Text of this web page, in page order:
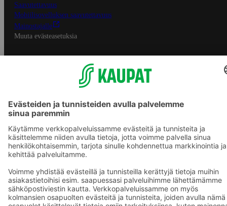
Saavutettavuus
Mobiilisovelluksen saavutettavuus
Mainostajalle
Muuta evästeasetuksia
S-ryhmän palvelut
S-ryhmä
Asiakasomistajuus
Yhteishyvä Ruoka -sovellus
S-ostoslista -sovellus
Prisma.fi
Sokos.fi
S-Pankki
Yhteishyvä
Sokos Hotels
Raflaamo